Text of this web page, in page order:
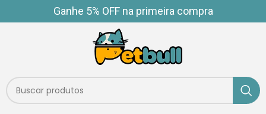
Ganhe 5% OFF na primeira compra